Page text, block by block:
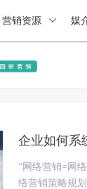
营销资源 媒
企业如何系
“网络营销=网
络营销策略规